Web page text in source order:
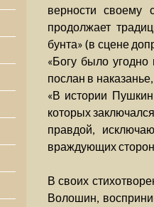
верности своему
продолжает
бунта» (в сцене
«Богу было угодно
послан в
«В истории
которых
правдой,
враждующих
В своих
Волошин,